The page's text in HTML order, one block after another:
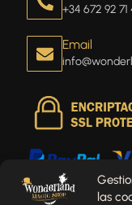
las
+34 672 92 71
Email